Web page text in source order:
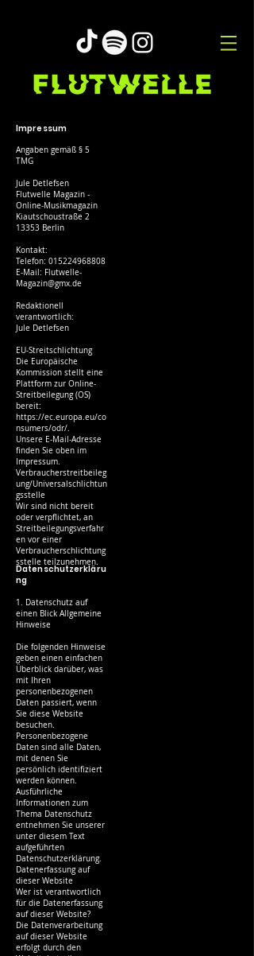
Impressum
Angaben gemäß § 5
TMG
Jule Detlefsen
Flutwelle Magazin -
Online-Musikmagazin
Kiautschoustraße 2
13353 Berlin
Kontakt:
Telefon: 015224968808
E-Mail: Flutwelle-
Magazin@gmx.de
Redaktionell
verantwortlich:
Jule Detlefsen
EU-Streitschlichtung
Die Europäische
Kommission stellt eine
Plattform zur Online-
Streitbeilegung (OS)
bereit:
https://ec.europa.eu/co
nsumers/odr/.
Unsere E-Mail-Adresse
finden Sie oben im
Impressum.
Verbraucherstreitbeileg
ung/Universalschlichtun
gsstelle
Wir sind nicht bereit
oder verpflichtet, an
Streitbeilegungsverfahr
en vor einer
Verbraucherschlichtung
sstelle teilzunehmen.
Datenschutzerkläru
ng
1. Datenschutz auf
einen Blick Allgemeine
Hinweise
Die folgenden Hinweise
geben einen einfachen
Überblick darüber, was
mit Ihren
personenbezogenen
Daten passiert, wenn
Sie diese Website
besuchen.
Personenbezogene
Daten sind alle Daten,
mit denen Sie
persönlich identifiziert
werden können.
Ausführliche
Informationen zum
Thema Datenschutz
entnehmen Sie unserer
unter diesem Text
aufgeführten
Datenschutzerklärung.
Datenerfassung auf
dieser Website
Wer ist verantwortlich
für die Datenerfassung
auf dieser Website?
Die Datenverarbeitung
auf dieser Website
erfolgt durch den